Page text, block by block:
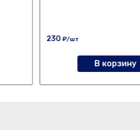
230 ₽/шт
В корзину